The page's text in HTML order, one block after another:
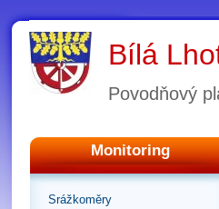
Bílá
Povodňový
Monitoring
Srážkoměry